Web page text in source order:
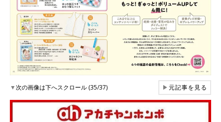
▼次の画像は下へスクロール (35/37) ▶元記事を見る